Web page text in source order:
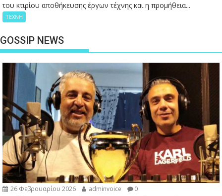
του κτιρίου αποθήκευσης έργων τέχνης και η προμήθεια...
ΤΕΧΝΗ
GOSSIP NEWS
26 Φεβρουαρίου 2026 adminvoice 0